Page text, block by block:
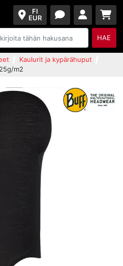
FI
EUR
HAE
Kaulurit ja kypärähuput
m2